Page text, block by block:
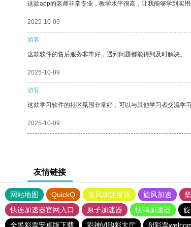
这款app的老师非常专业，教学水平很高，让我能够学到实用
2025-10-09
游客
这款软件的售后服务非常好，遇到问题都能得到及时解决。
2025-10-09
游客
这款学习软件的社区氛围非常好，可以与其他学习者交流学习
2025-10-09
友情链接
网站地图 QuickQ 旋风加速度器 旋风加速
快连加速器官网入口
原子加速器 快鸭加速器
全民彩票安卓版下载
彩神Vl购彩大厅 6f彩票